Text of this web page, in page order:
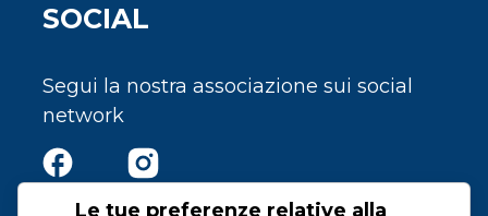
SOCIAL
Segui la nostra associazione sui social
network
Le tue preferenze relative alla